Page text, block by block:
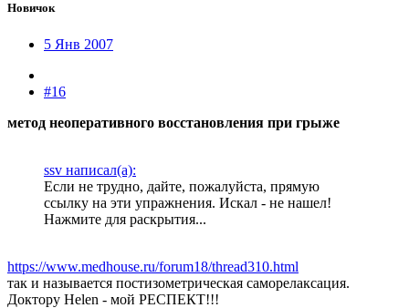
Новичок
5 Янв 2007
#16
метод неоперативного восстановления при грыже
ssv написал(а):
Если не трудно, дайте, пожалуйста, прямую
ссылку на эти упражнения. Искал - не нашел!
Нажмите для раскрытия...
https://www.medhouse.ru/forum18/thread310.html
так и называется постизометрическая саморелаксация.
Доктору Helen - мой РЕСПЕКТ!!!